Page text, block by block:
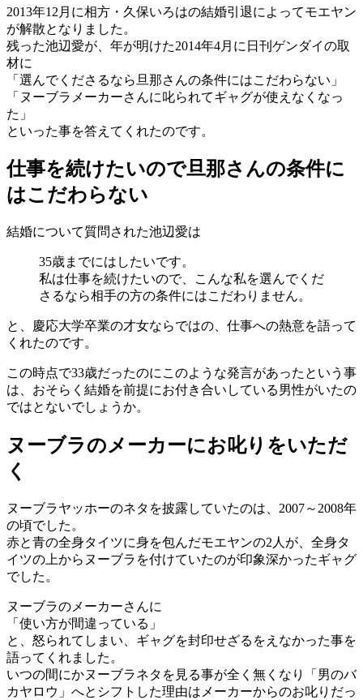
2013年12月に相方・久保いろはの結婚引退によってモエヤン
が解散となりました。
残った池辺愛が、年が明けた2014年4月に日刊ゲンダイの取
材に
「選んでくださるなら旦那さんの条件にはこだわらない」
「ヌーブラメーカーさんに叱られてギャグが使えなくなっ
た」
といった事を答えてくれたのです。
仕事を続けたいので旦那さんの条件に
はこだわらない
結婚について質問された池辺愛は
35歳までにはしたいです。
私は仕事を続けたいので、こんな私を選んでくだ
さるなら相手の方の条件にはこだわりません。
と、慶応大学卒業の才女ならではの、仕事への熱意を語って
くれたのです。
この時点で33歳だったのにこのような発言があったという事
は、おそらく結婚を前提にお付き合いしている男性がいたの
ではとないでしょうか。
ヌーブラのメーカーにお叱りをいただ
く
ヌーブラヤッホーのネタを披露していたのは、2007～2008年
の頃でした。
赤と青の全身タイツに身を包んだモエヤンの2人が、全身タ
イツの上からヌーブラを付けていたのが印象深かったギャグ
でした。
ヌーブラのメーカーさんに
「使い方が間違っている」
と、怒られてしまい、ギャグを封印せざるをえなかった事を
語ってくれました。
いつの間にかヌーブラネタを見る事が全く無くなり「男のバ
カヤロウ」へとシフトした理由はメーカーからのお叱りだっ